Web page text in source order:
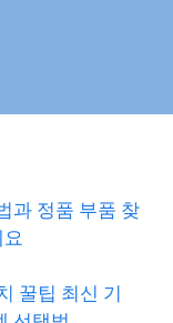
과 정품 부품 찾
꿀팁 최신 기